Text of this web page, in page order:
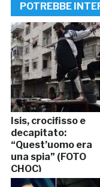
POTREBBE
Isis, crocifisso e
decapitato:
“Quest’uomo era
una spia” (FOTO
CHOC)